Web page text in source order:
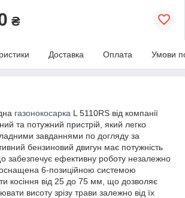
₴
Доставка Оплата Умови
газонокосарка L 5110RS від компанії
та потужний пристрій, який легко
завданнями по догляду за
бензиновий двигун має потужність
забезпечує ефективну роботу незалежно
6-позиційною системою
косіння від 25 до 75 мм, що дозволяє
висоту зрізу трави залежно від їх